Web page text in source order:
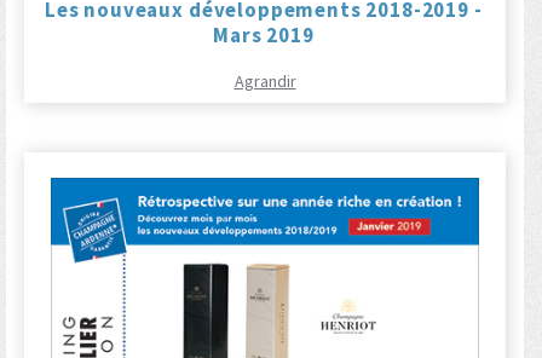
Les nouveaux développements 2018-2019 -
Mars 2019
Agrandir